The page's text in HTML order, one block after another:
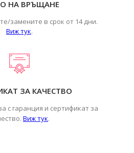
НА ВРЪЩАНЕ
замените в срок от 14 дни.
Виж тук.
ЗА КАЧЕСТВО
с гаранция и сертификат за
Виж тук.